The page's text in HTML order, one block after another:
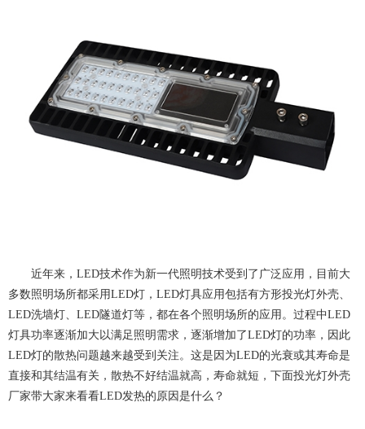
近年来，LED技术作为新一代照明技术受到了广泛应用，目前大
多数照明场所都采用LED灯，LED灯具应用包括有方形投光灯外壳、
LED洗墙灯、LED隧道灯等，都在各个照明场所的应用。过程中LED
灯具功率逐渐加大以满足照明需求，逐渐增加了LED灯的功率，因此
LED灯的散热问题越来越受到关注。这是因为LED的光衰或其寿命是
直接和其结温有关，散热不好结温就高，寿命就短，下面投光灯外壳
厂家带大家来看看LED发热的原因是什么？